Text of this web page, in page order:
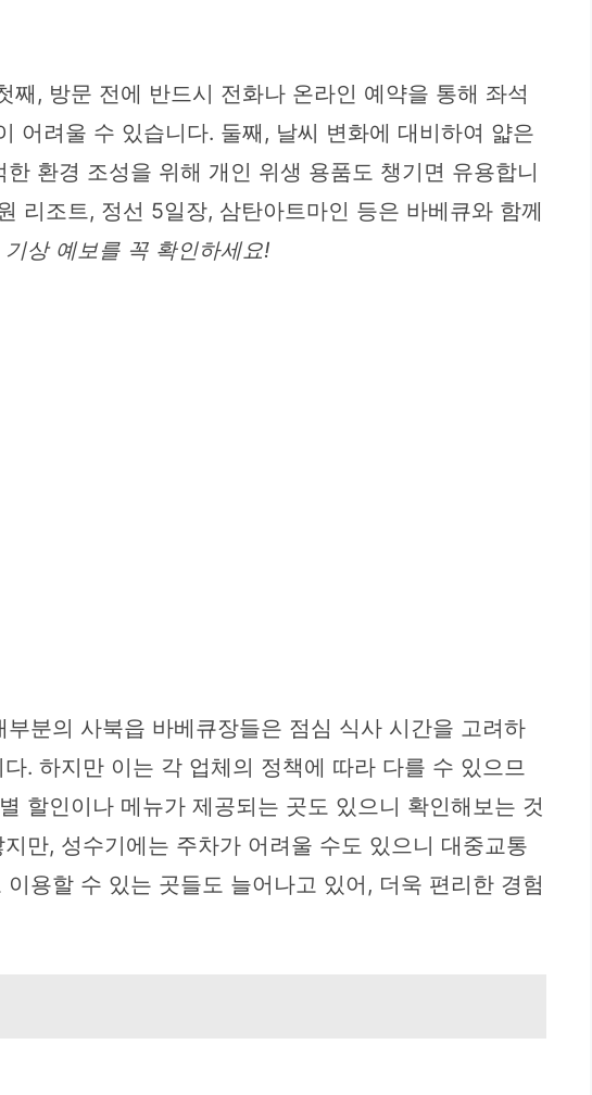
, 방문 전에 반드시 전화나 온라인 예약을 통해 좌석
어려울 수 있습니다. 둘째, 날씨 변화에 대비하여 얇은
환경 조성을 위해 개인 위생 용품도 챙기면 유용합니
리조트, 정선 5일장, 삼탄아트마인 등은 바베큐와 함께
상 예보를 꼭 확인하세요!
분의 사북읍 바베큐장들은 점심 식사 시간을 고려하
. 하지만 이는 각 업체의 정책에 따라 다를 수 있으므
할인이나 메뉴가 제공되는 곳도 있으니 확인해보는 것
만, 성수기에는 주차가 어려울 수도 있으니 대중교통
용할 수 있는 곳들도 늘어나고 있어, 더욱 편리한 경험